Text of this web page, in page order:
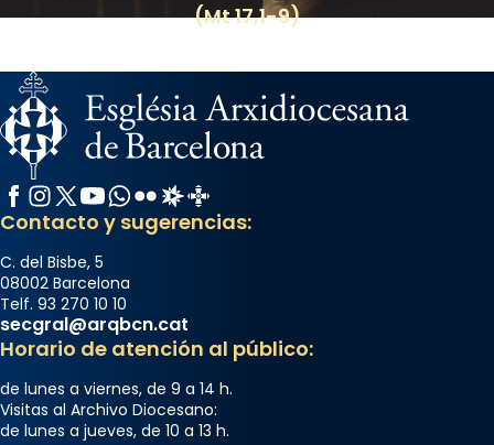
(Mt 17,1-9)
Facebook
Instagram
X / Twitter
YouTube
WhatsApp
FlickrRadio Estel
Catalunya Cristiana
Contacto y sugerencias:
C. del Bisbe, 5
08002 Barcelona
Telf. 93 270 10 10
secgral@arqbcn.cat
Horario de atención al público:
de lunes a viernes, de 9 a 14 h.
Visitas al Archivo Diocesano:
de lunes a jueves, de 10 a 13 h.